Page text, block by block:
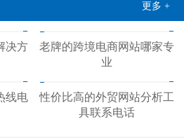
更多 +
决方
老牌的跨境电商网站哪家专
业
线电
性价比高的外贸网站分析工
具联系电话